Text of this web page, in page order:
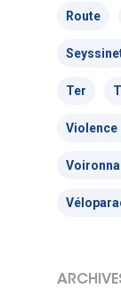
Route
Ter